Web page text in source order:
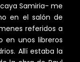
Samiria- me
en el salón de
referidos a
en unos libreros
Allí estaba la